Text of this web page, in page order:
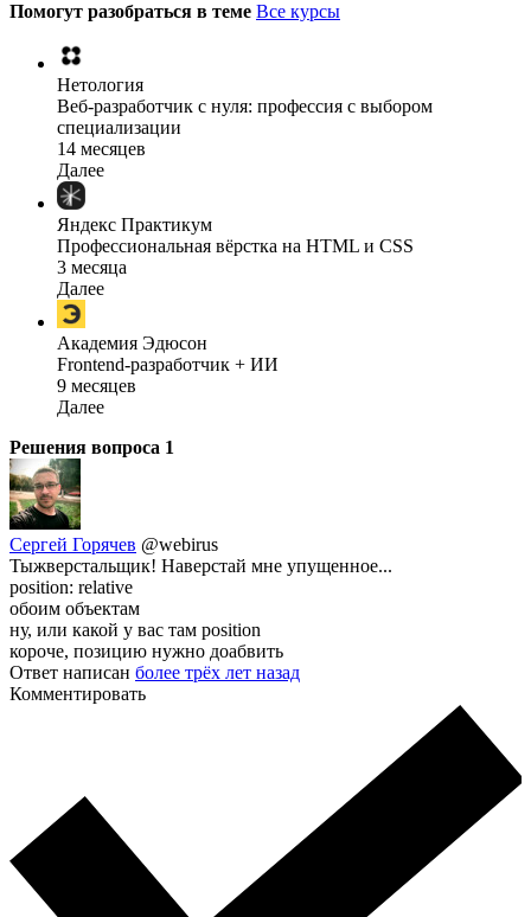
Помогут разобраться в теме Все курсы
Нетология
Веб-разработчик с нуля: профессия с выбором
специализации
14 месяцев
Далее
Яндекс Практикум
Профессиональная вёрстка на HTML и CSS
3 месяца
Далее
Академия Эдюсон
Frontend-разработчик + ИИ
9 месяцев
Далее
Решения вопроса 1
Сергей Горячев @webirus
Тыжверстальщик! Наверстай мне упущенное...
position: relative
обоим объектам
ну, или какой у вас там position
короче, позицию нужно доабвить
Ответ написан более трёх лет назад
Комментировать